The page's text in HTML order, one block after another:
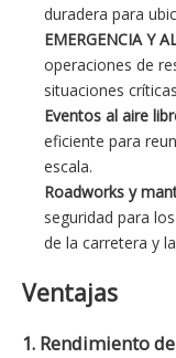
duradera para
EMERGENCIA Y
operaciones de
situaciones
Eventos al aire
eficiente para
escala.
Roadworks y
seguridad para
de la carretera y
Ventajas
1. Rendimiento